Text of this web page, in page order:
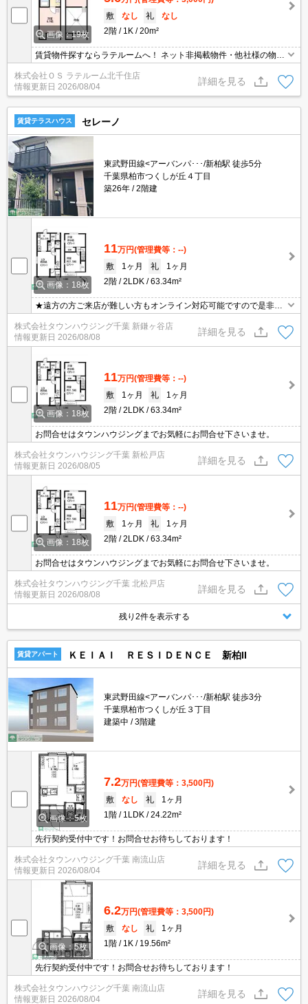
画像：19枚
敷
なし 礼
なし
2階
1K 20m²
賃貸物件探すならラテルームへ！ ネット非掲載物件・他社様の物件
もまとめてご案内いたします！！
株式会社ＯＳ ラテルーム北千住店
情報更新日 2026/08/04
詳細を見る
賃貸テラスハウス セレーノ
東武野田線<アーバンパ･･･/新柏駅 徒歩5分
千葉県柏市つくしが丘４丁目
築26年
2階建
画像：18枚
11万円(管理費等：--)
敷
1ヶ月 礼
1ヶ月
2階
2LDK 63.34m²
★遠方の方ご来店が難しい方もオンライン対応可能ですので是非一
度ご相談くださいませ！お部屋探しはタウンハウジングにお任せ下
さい★
株式会社タウンハウジング千葉 新鎌ヶ谷店
情報更新日 2026/08/08
詳細を見る
画像：18枚
11万円(管理費等：--)
敷
1ヶ月 礼
1ヶ月
2階
2LDK 63.34m²
お問合せはタウンハウジングまでお気軽にお問合せ下さいませ。
株式会社タウンハウジング千葉 新松戸店
情報更新日 2026/08/05
詳細を見る
画像：18枚
11万円(管理費等：--)
敷
1ヶ月 礼
1ヶ月
2階
2LDK 63.34m²
お問合せはタウンハウジングまでお気軽にお問合せ下さいませ。
株式会社タウンハウジング千葉 北松戸店
情報更新日 2026/08/08
詳細を見る
残り2件を表示する
賃貸アパート ＫＥＩＡＩ ＲＥＳＩＤＥＮＣＥ 新柏II
東武野田線<アーバンパ･･･/新柏駅 徒歩3分
千葉県柏市つくしが丘３丁目
建築中
3階建
画像：5枚
7.2万円(管理費等：3,500円)
敷
なし 礼
1ヶ月
1階
1LDK 24.22m²
先行契約受付中です！お問合せお待ちしております！
株式会社タウンハウジング千葉 南流山店
情報更新日 2026/08/04
詳細を見る
画像：5枚
6.2万円(管理費等：3,500円)
敷
なし 礼
1ヶ月
1階
1K 19.56m²
先行契約受付中です！お問合せお待ちしております！
株式会社タウンハウジング千葉 南流山店
情報更新日 2026/08/04
詳細を見る